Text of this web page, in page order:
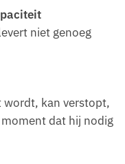
niet genoeg
wordt, kan verstopt,
dat hij nodig